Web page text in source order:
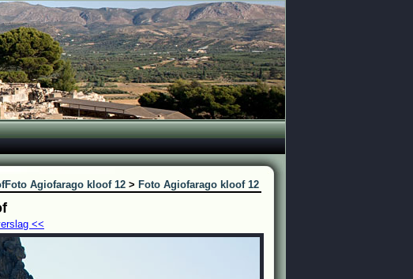
Foto Agiofarago kloof 12 > Foto Agiofarago kloof 12
<<